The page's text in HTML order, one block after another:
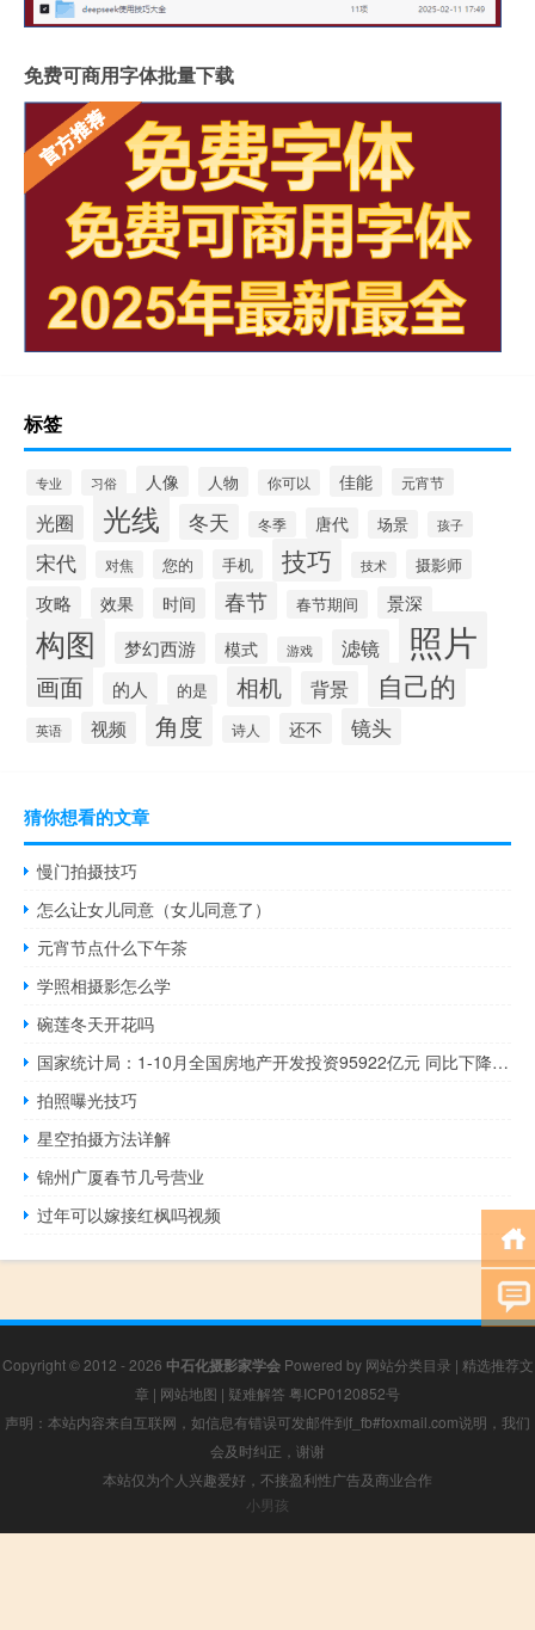
免费可商用字体批量下载
标签
专业 习俗 人像 人物 你可以 佳能 元宵节
光圈 光线 冬天 冬季 唐代 场景 孩子
宋代 对焦 您的 手机 技巧 技术 摄影师
攻略 效果 时间 春节 春节期间 景深
构图 梦幻西游 模式 游戏 滤镜 照片
画面 的人 的是 相机 背景 自己的
英语 视频 角度 诗人 还不 镜头
猜你想看的文章
慢门拍摄技巧
怎么让女儿同意（女儿同意了）
元宵节点什么下午茶
学照相摄影怎么学
碗莲冬天开花吗
国家统计局：1-10月全国房地产开发投资95922亿元 同比下降9.3%
拍照曝光技巧
星空拍摄方法详解
锦州广厦春节几号营业
过年可以嫁接红枫吗视频
Copyright © 2012 - 2026 中石化摄影家学会Powered by 网站分类目录 | 精选推荐文
章 | 网站地图 | 疑难解答 粤ICP0120852号
声明：本站内容来自互联网，如信息有错误可发邮件到f_fb#foxmail.com说明，我们
会及时纠正，谢谢
本站仅为个人兴趣爱好，不接盈利性广告及商业合作
小男孩